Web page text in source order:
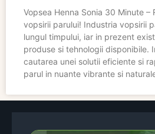
Vopsea Henna Sonia 30 Minute –
vopsirii parului! Industria vopsirii
lungul timpului, iar in prezent
produse si tehnologii disponibile.
cautarea unei solutii eficiente si
parul in nuante vibrante si